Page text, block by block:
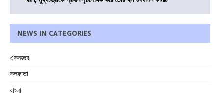
NEWS IN CATEGORIES
একনজরে
কলকাতা
বাংলা